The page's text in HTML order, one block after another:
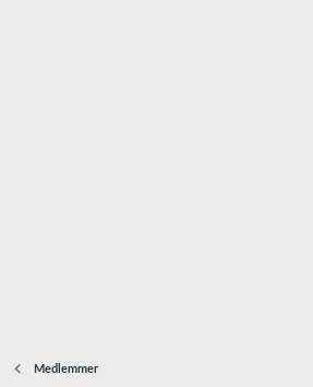
Medlemmer